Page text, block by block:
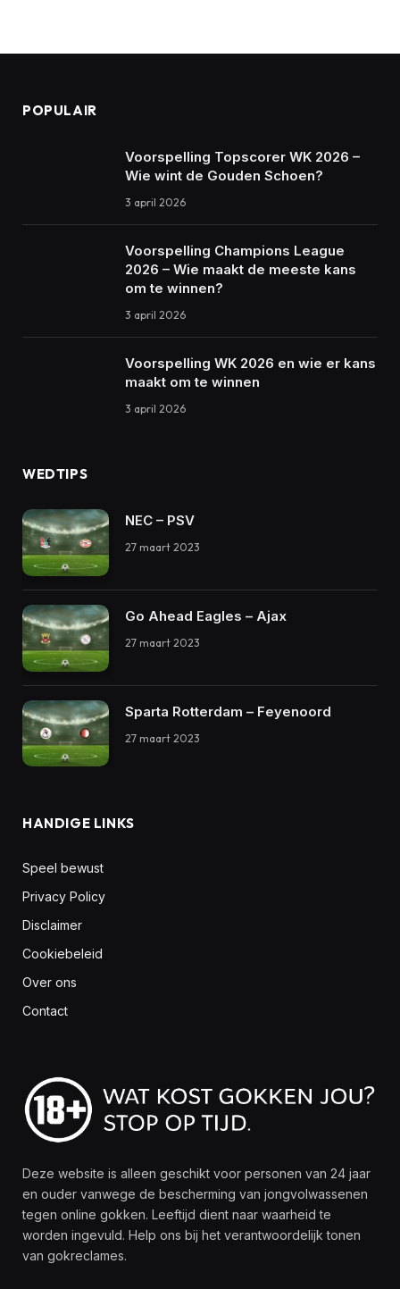
POPULAIR
Voorspelling Topscorer WK 2026 –
Wie wint de Gouden Schoen?
3 april 2026
Voorspelling Champions League
2026 – Wie maakt de meeste kans
om te winnen?
3 april 2026
Voorspelling WK 2026 en wie er kans
maakt om te winnen
3 april 2026
WEDTIPS
NEC – PSV
27 maart 2023
Go Ahead Eagles – Ajax
27 maart 2023
Sparta Rotterdam – Feyenoord
27 maart 2023
HANDIGE LINKS
Speel bewust
Privacy Policy
Disclaimer
Cookiebeleid
Over ons
Contact
Deze website is alleen geschikt voor personen van 24 jaar
en ouder vanwege de bescherming van jongvolwassenen
tegen online gokken. Leeftijd dient naar waarheid te
worden ingevuld. Help ons bij het verantwoordelijk tonen
van gokreclames.